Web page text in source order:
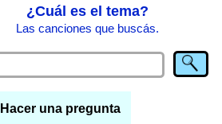
¿Cuál es el tema?
Las canciones que buscás.
Hacer una pregunta